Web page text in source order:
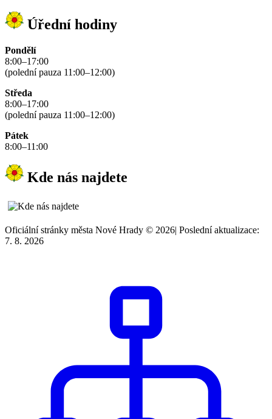
Úřední hodiny
Pondělí
8:00–17:00
(polední pauza 11:00–12:00)
Středa
8:00–17:00
(polední pauza 11:00–12:00)
Pátek
8:00–11:00
Kde nás najdete
Oficiální stránky města Nové Hrady © 2026| Poslední aktualizace:
7. 8. 2026